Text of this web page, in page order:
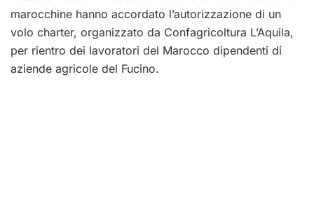
marocchine hanno accordato l’autorizzazione di un
volo charter, organizzato da Confagricoltura L’Aquila,
per rientro dei lavoratori del Marocco dipendenti di
aziende agricole del Fucino.